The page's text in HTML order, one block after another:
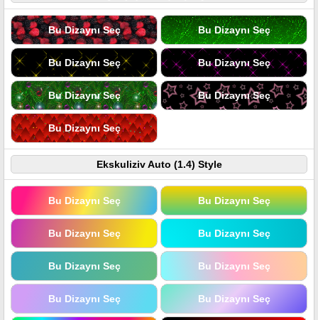
Bu Dizaynı Seç Bu Dizaynı Seç
Bu Dizaynı Seç Bu Dizaynı Seç
Bu Dizaynı Seç Bu Dizaynı Seç
Bu Dizaynı Seç
Ekskuliziv Auto (1.4) Style
Bu Dizaynı Seç Bu Dizaynı Seç
Bu Dizaynı Seç Bu Dizaynı Seç
Bu Dizaynı Seç Bu Dizaynı Seç
Bu Dizaynı Seç Bu Dizaynı Seç